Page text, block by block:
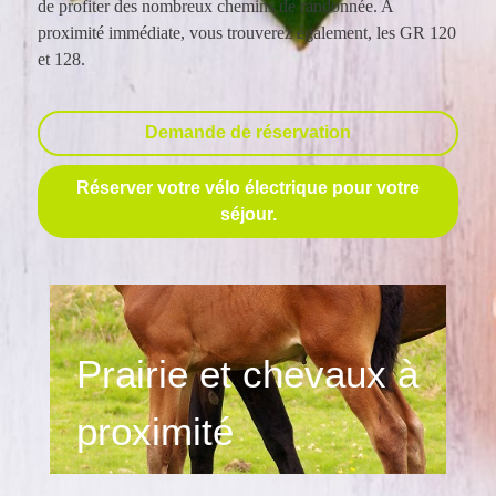
de profiter des nombreux chemins de randonnée. A
proximité immédiate, vous trouverez également, les GR 120
et 128.
Demande de réservation
Réserver votre vélo électrique pour votre
séjour.
Prairie et chevaux à
proximité